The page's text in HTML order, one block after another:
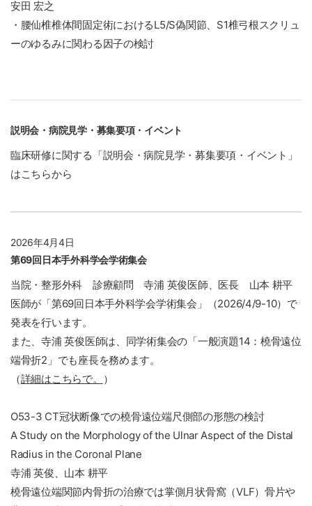
安田 宏之
・腰仙椎椎体間固定術におけるL5/S偽関節、S1椎弓根スクリュ
ーのゆるみに関わる因子の検討
説明会・病院見学・募集要項・イベント
臨床研修に関する「説明会・病院見学・募集要項・イベント」
はこちらから
2026年4月4日
第69回日本手外科学会学術集会
当院・整形外科 診療顧問 寺浦 英俊医師、医長 山本 耕平
医師が「第69回日本手外科学会学術集会」（2026/4/9-10）で
発表を行います。
また、寺浦 英俊医師は、同学術集会の「一般演題14：橈骨遠位
端骨折2」でも座長を務めます。
（詳細はこちらで。 ）
O53-3 CT冠状断像での橈骨遠位端尺側部の形態の検討
A Study on the Morphology of the Ulnar Aspect of the Distal
Radius in the Coronal Plane
寺浦 英俊、山本 耕平
橈骨遠位端関節内骨折の治療では掌側月状骨窩（VLF）骨片や